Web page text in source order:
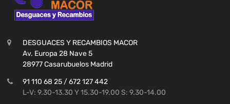
DESGUACES Y RECAMBIOS MACOR
Av. Europa 28 Nave 5
28977 Casarubuelos Madrid
91 110 68 25 / 672 127 442
L-V: 9.30-13.30 Y 15.30-19.00 S: 9.30-14.00